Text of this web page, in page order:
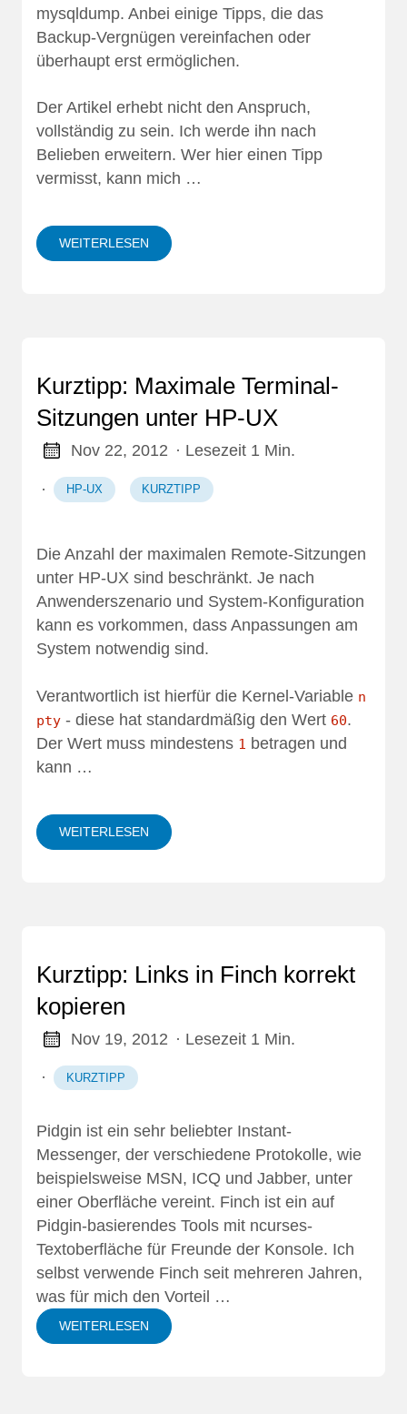
mysqldump. Anbei einige Tipps, die das
Backup-Vergnügen vereinfachen oder
überhaupt erst ermöglichen.
Der Artikel erhebt nicht den Anspruch,
vollständig zu sein. Ich werde ihn nach
Belieben erweitern. Wer hier einen Tipp
vermisst, kann mich …
WEITERLESEN
Kurztipp: Maximale Terminal-
Sitzungen unter HP-UX
Nov 22, 2012 · Lesezeit 1 Min.
· HP-UX KURZTIPP
Die Anzahl der maximalen Remote-Sitzungen
unter HP-UX sind beschränkt. Je nach
Anwenderszenario und System-Konfiguration
kann es vorkommen, dass Anpassungen am
System notwendig sind.
Verantwortlich ist hierfür die Kernel-Variable n
pty - diese hat standardmäßig den Wert 60.
Der Wert muss mindestens 1 betragen und
kann …
WEITERLESEN
Kurztipp: Links in Finch korrekt
kopieren
Nov 19, 2012 · Lesezeit 1 Min.
· KURZTIPP
Pidgin ist ein sehr beliebter Instant-
Messenger, der verschiedene Protokolle, wie
beispielsweise MSN, ICQ und Jabber, unter
einer Oberfläche vereint. Finch ist ein auf
Pidgin-basierendes Tools mit ncurses-
Textoberfläche für Freunde der Konsole. Ich
selbst verwende Finch seit mehreren Jahren,
was für mich den Vorteil …
WEITERLESEN